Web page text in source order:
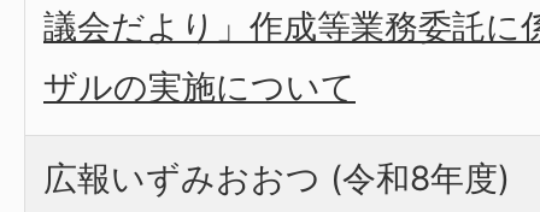
議会だより」作成等業務委託に
ザルの実施について
広報いずみおおつ (令和8年度)